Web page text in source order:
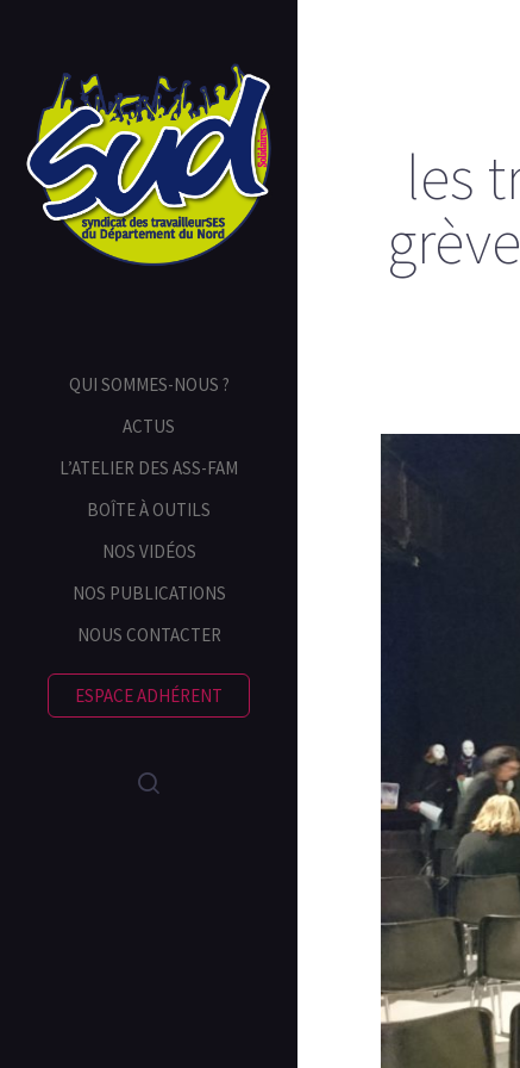
QUI SOMMES-NOUS ?
ACTUS
L’ATELIER DES ASS-FAM
BOÎTE À OUTILS
NOS VIDÉOS
NOS PUBLICATIONS
NOUS CONTACTER
ESPACE ADHÉRENT
les